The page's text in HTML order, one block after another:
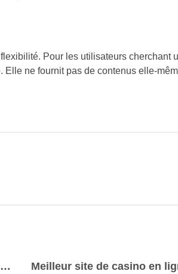
Pour les utilisateurs cherchant
ne fournit pas de contenus elle-
Abonnement IPTV : Une Nouvelle Façon de Regarder la Télévision